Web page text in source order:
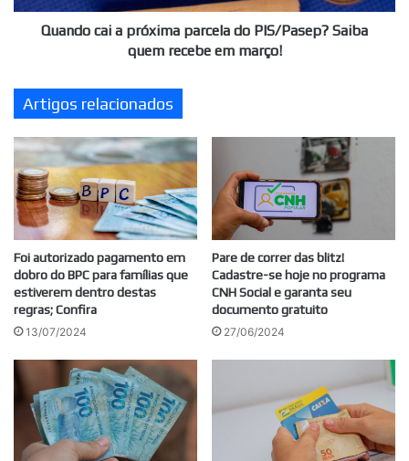
quem
recebeQuando cai a próxima parcela do PIS/Pasep? Saiba
quem recebe em março!
Artigos relacionados
Foi autorizado pagamento em
dobro do BPC para famílias que
estiverem dentro destas
regras; Confira
13/07/2024
Pare de correr das blitz!
Cadastre-se hoje no programa
CNH Social e garanta seu
documento gratuito
27/06/2024